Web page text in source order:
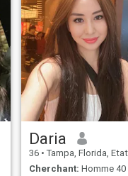
Daria
36 • Tampa, Florida, Etats-
Cherchant: Homme 40